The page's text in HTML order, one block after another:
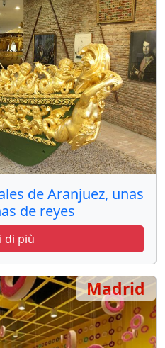
de Aranjuez, unas
de reyes
di più
Madrid